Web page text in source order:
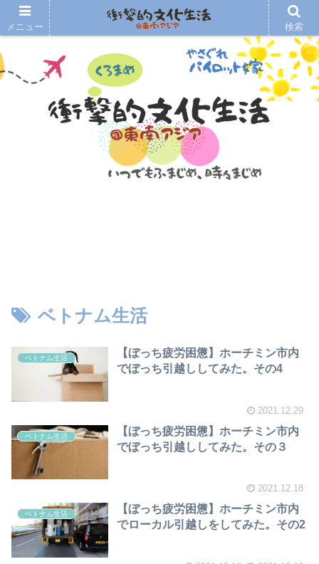
ベトナム生活
ベトナム生活
【ぼっち疲労困憊】ホーチミン市内
でぼっち引越ししてみた。その4
2021.12.29
ベトナム生活
【ぼっち疲労困憊】ホーチミン市内
でぼっち引越ししてみた。その３
2021.12.18
ベトナム生活
【ぼっち疲労困憊】ホーチミン市内
でローカル引越しをしてみた。その2
メニュー 検索